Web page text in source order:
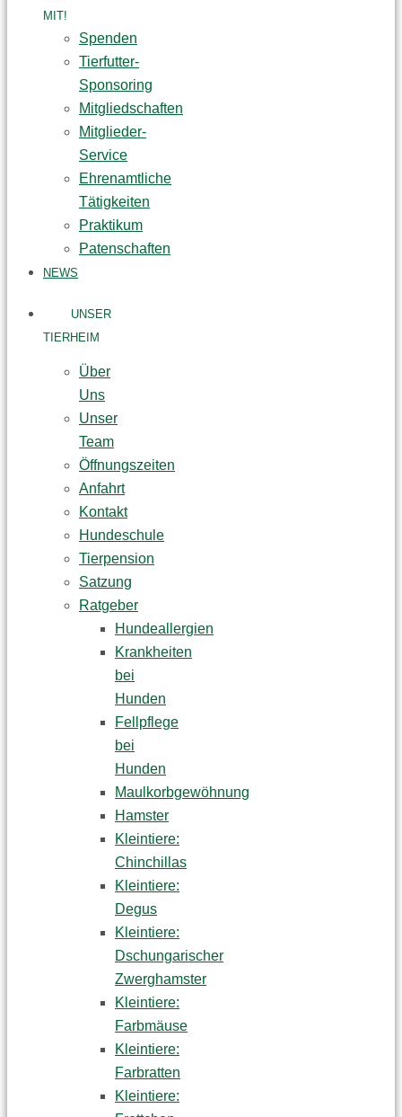
MIT!
Spenden
Tierfutter-
Sponsoring
Mitgliedschaften
Mitglieder-
Service
Ehrenamtliche
Tätigkeiten
Praktikum
Patenschaften
NEWS
UNSER
TIERHEIM
Über
Uns
Unser
Team
Öffnungszeiten
Anfahrt
Kontakt
Hundeschule
Tierpension
Satzung
Ratgeber
Hundeallergien
Krankheiten
bei
Hunden
Fellpflege
bei
Hunden
Maulkorbgewöhnung
Hamster
Kleintiere:
Chinchillas
Kleintiere:
Degus
Kleintiere:
Dschungarischer
Zwerghamster
Kleintiere:
Farbmäuse
Kleintiere:
Farbratten
Kleintiere: